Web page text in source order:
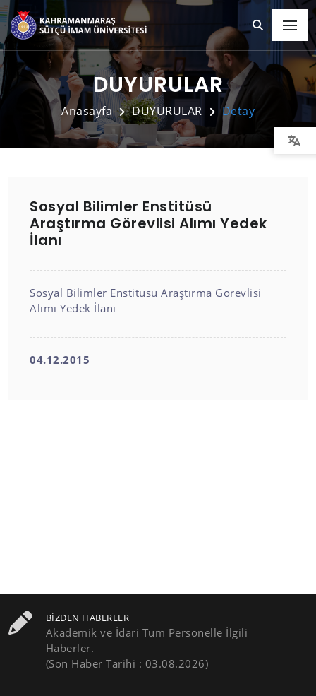
DUYURULAR
Anasayfa DUYURULAR Detay
Sosyal Bilimler Enstitüsü
Araştırma Görevlisi Alımı Yedek
İlanı
Sosyal Bilimler Enstitüsü Araştırma Görevlisi
Alımı Yedek İlanı
04.12.2015
BIZDEN HABERLER
Akademik ve İdari Tüm Personelle İlgili
Haberler.
(Son Haber Tarihi : 03.08.2026)